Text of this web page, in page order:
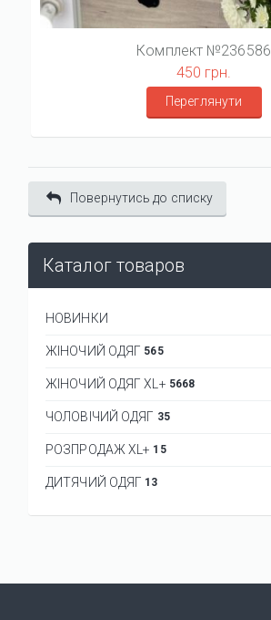
Комплект №236586
450 грн.
Переглянути
Повернутись до списку
Каталог товаров
НОВИНКИ
ЖІНОЧИЙ ОДЯГ 565
ЖІНОЧИЙ ОДЯГ XL+ 5668
ЧОЛОВІЧИЙ ОДЯГ 35
РОЗПРОДАЖ XL+ 15
ДИТЯЧИЙ ОДЯГ 13